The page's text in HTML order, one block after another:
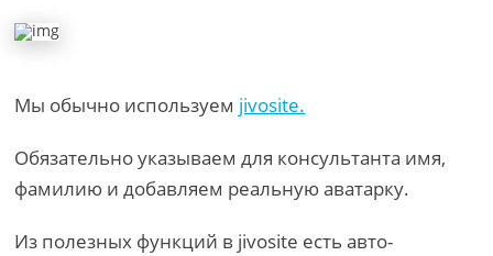
Мы обычно используем jivosite.
Обязательно указываем для консультанта имя,
фамилию и добавляем реальную аватарку.
Из полезных функций в jivosite есть авто-